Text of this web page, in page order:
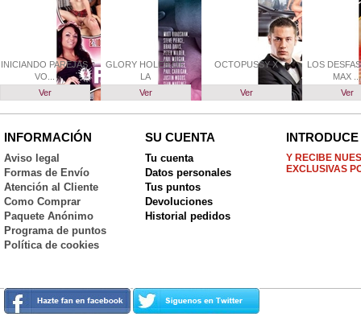
INICIANDO PAREJAS
VO...
Ver
GLORY HOLES OF
LA
Ver
OCTOPUSSY X
Ver
LOS
MAX ...
Ver
INFORMACIÓN
Aviso legal
Formas de Envío
Atención al Cliente
Como Comprar
Paquete Anónimo
Programa de puntos
Política de cookies
SU CUENTA
Tu cuenta
Datos personales
Tus puntos
Devoluciones
Historial pedidos
Y RECIBE
EXCLUSIVAS